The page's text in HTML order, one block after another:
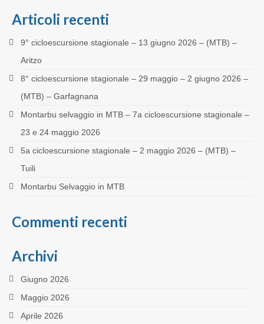
Articoli recenti
9° cicloescursione stagionale – 13 giugno 2026 – (MTB) –
Aritzo
8° cicloescursione stagionale – 29 maggio – 2 giugno 2026 –
(MTB) – Garfagnana
Montarbu selvaggio in MTB – 7a cicloescursione stagionale –
23 e 24 maggio 2026
5a cicloescursione stagionale – 2 maggio 2026 – (MTB) –
Tuili
Montarbu Selvaggio in MTB
Commenti recenti
Archivi
Giugno 2026
Maggio 2026
Aprile 2026